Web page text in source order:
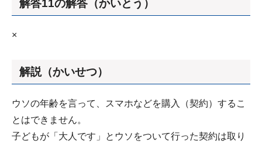
解答11の解答（かいとう）
×
解説（かいせつ）
ウソの年齢を言って、スマホなどを購入（契約）するこ
とはできません。
子どもが「大人です」とウソをついて行った契約は取り